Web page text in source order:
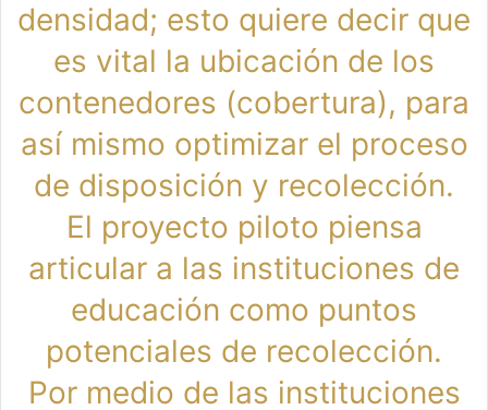
densidad; esto quiere decir que
es vital la ubicación de los
contenedores (cobertura), para
así mismo optimizar el proceso
de disposición y recolección.
El proyecto piloto piensa
articular a las instituciones de
educación como puntos
potenciales de recolección.
Por medio de las instituciones